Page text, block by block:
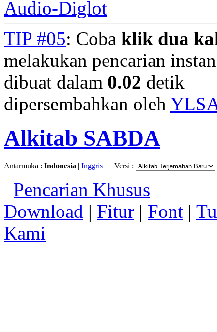
Audio-Diglot
TIP #05: Coba klik dua
melakukan pencarian
dibuat dalam 0.02 detik
dipersembahkan oleh
Alkitab SABDA
Antarmuka : Indonesia | Inggris Versi :
Pencarian Khusus
Download | Fitur | Font |
Kami